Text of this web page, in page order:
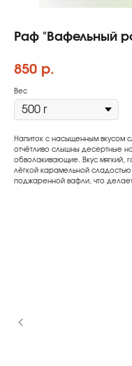
Раф "Вафельный
850 р.
Вес
Напиток с насыщенным вкусом
отчётливо слышны десертные
обволакивающие. Вкус мягкий,
лёгкой карамельной
поджаренной вафли, что